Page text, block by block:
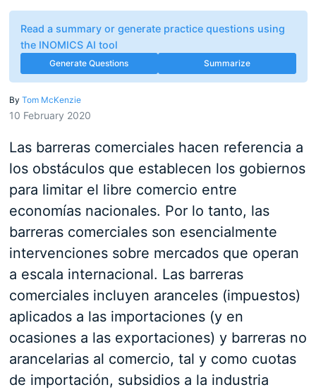
Read a summary or generate practice questions using
the INOMICS AI tool
Generate Questions Summarize
By Tom McKenzie
10 February 2020
Las barreras comerciales hacen referencia a
los obstáculos que establecen los gobiernos
para limitar el libre comercio entre
economías nacionales. Por lo tanto, las
barreras comerciales son esencialmente
intervenciones sobre mercados que operan
a escala internacional. Las barreras
comerciales incluyen aranceles (impuestos)
aplicados a las importaciones (y en
ocasiones a las exportaciones) y barreras no
arancelarias al comercio, tal y como cuotas
de importación, subsidios a la industria